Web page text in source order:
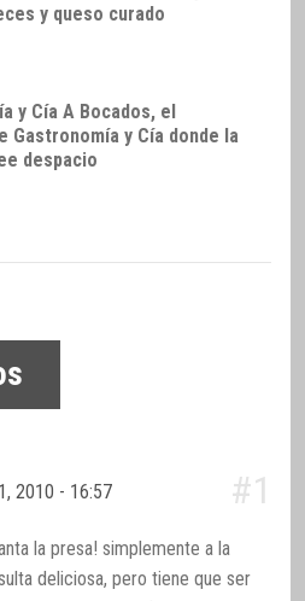
y queso curado
y Cía A Bocados, el
Gastronomía y Cía donde la
despacio
2010 - 16:57 #1
la presa! simplemente a la
deliciosa, pero tiene que ser